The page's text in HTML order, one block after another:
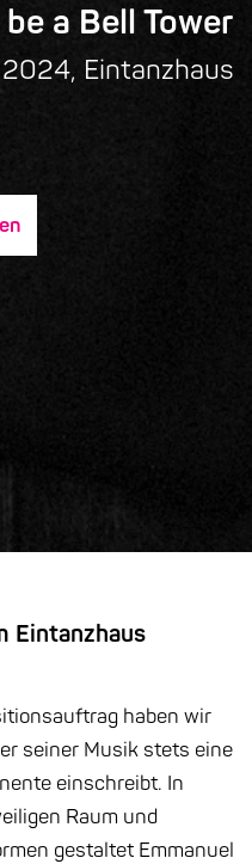
a Bell Tower
Eintanzhaus
Eintanzhaus
haben wir
seiner Musik stets eine
einschreibt. In
Raum und
gestaltet Emmanuel